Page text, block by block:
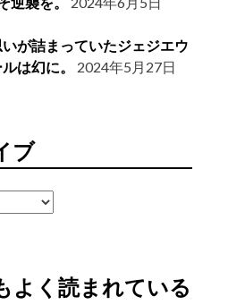
が詰まっていたジェジエウ
は幻に。
2024年5月27日
ブ
よく読まれている